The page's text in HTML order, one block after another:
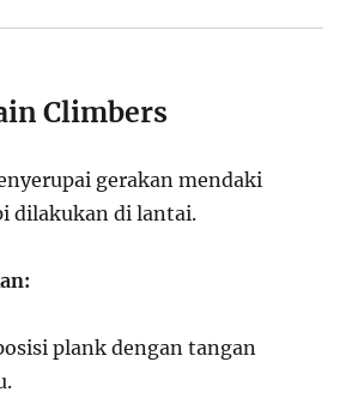
Climbers
gerakan mendaki
dilakukan di lantai.
plank dengan tangan